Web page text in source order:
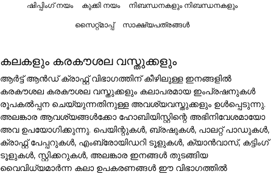
ഷിപ്പിംഗ് നയം കുക്കി നയം നിബന്ധനകളും നിബന്ധനകളും
സൈറ്റ്മാപ്പ് സാക്ഷ്യപത്രങ്ങൾ
കലകളും കരകൗശല വസ്തുക്കളും
ആർട്ട് ആൻഡ് ക്രാഫ്റ്റ് വിഭാഗത്തിന് കീഴിലുള്ള ഇനങ്ങളിൽ
കരകൗശല കരകൗശല വസ്തുക്കളും കലാപരമായ ഇംപ്രഷനുകൾ
രൂപകൽപ്പന ചെയ്യുന്നതിനുള്ള അവശ്യവസ്തുക്കളും ഉൾപ്പെടുന്നു.
അലങ്കാര ആവശ്യങ്ങൾക്കോ ഹോബിയിസ്റ്റിന്റെ അഭിനിവേശമായോ
അവ ഉപയോഗിക്കുന്നു. പെയിന്റുകൾ, ബ്രഷുകൾ, പാലറ്റ് പാഡുകൾ,
ക്രാഫ്റ്റ് പേപ്പറുകൾ, എംബ്രോയിഡറി ടൂളുകൾ, ക്യാൻവാസ്, കട്ടിംഗ്
ടൂളുകൾ, സ്റ്റിക്കറുകൾ, അലങ്കാര ഇനങ്ങൾ തുടങ്ങിയ
വൈവിധ്യമാർന്ന കലാ ഉപകരണങ്ങൾ ഈ വിഭാഗത്തിൽ